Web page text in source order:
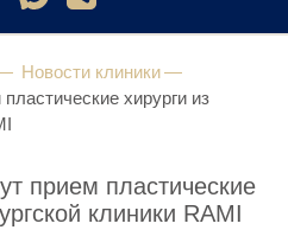
Новости клиники
хирурги из
прием пластические
клиники RAMI